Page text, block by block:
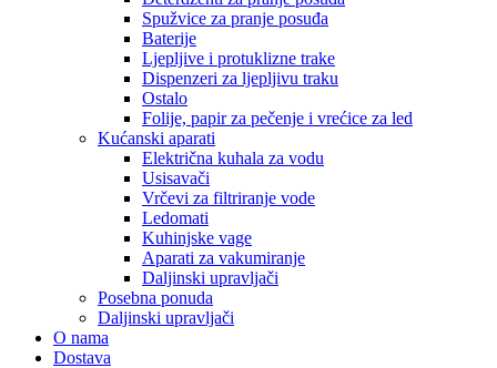
Spužvice za pranje posuđa
Baterije
Ljepljive i protuklizne trake
Dispenzeri za ljepljivu traku
Ostalo
Folije, papir za pečenje i vrećice za led
Kućanski aparati
Električna kuhala za vodu
Usisavači
Vrčevi za filtriranje vode
Ledomati
Kuhinjske vage
Aparati za vakumiranje
Daljinski upravljači
Posebna ponuda
Daljinski upravljači
O nama
Dostava